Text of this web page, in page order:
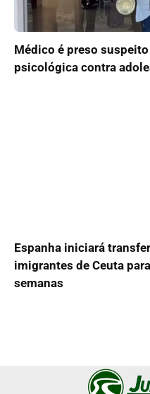
Médico é preso
psicológica contra
Espanha iniciará
imigrantes de Ceuta
semanas